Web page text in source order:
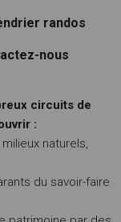
randos
nous
circuits de
:
naturels,
du savoir-faire